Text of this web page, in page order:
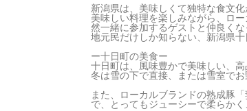
新潟県は、美味しくて独特な食文化
美味しい料理を楽しみながら、ロ
然一緒に参加するゲストと仲良く
地元民だけしか知らない、新潟県
ー十日町の美食ー
十日町は、風味豊かで美味しい、高
冬は雪の下で直接、または雪室で
また、ローカルブランドの熟成豚
で、とってもジューシーで柔らか